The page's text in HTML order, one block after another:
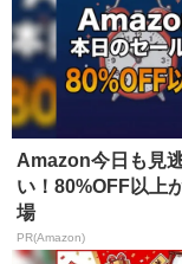
Amazon今日も見
い！80%OFF以上
場
PR(Amazon)